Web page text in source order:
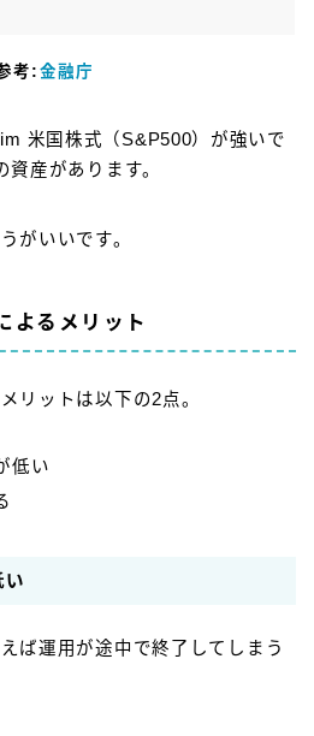
考:金融庁
米国株式（S&P500）が強いで
産があります。
がいいです。
よるメリット
リットは以下の2点。
低い
い
ば運用が途中で終了してしまう